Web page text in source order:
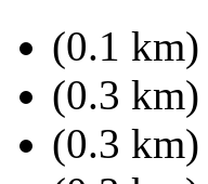
(0.1 km)
(0.3 km)
(0.3 km)